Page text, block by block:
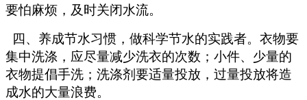
要怕麻烦，及时关闭水流。
四、养成节水习惯，做科学节水的实践者。衣物要
集中洗涤，应尽量减少洗衣的次数；小件、少量的
衣物提倡手洗；洗涤剂要适量投放，过量投放将造
成水的大量浪费。